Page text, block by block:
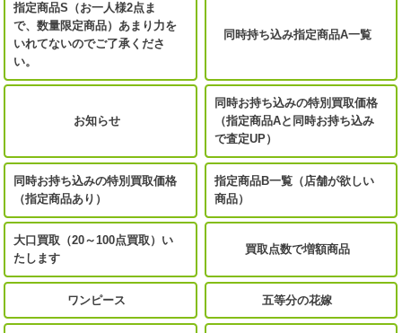
指定商品S（お一人様2点ま
で、数量限定商品）あまり力を
いれてないのでご了承くださ
い。
同時持ち込み指定商品A一覧
お知らせ
同時お持ち込みの特別買取価格
（指定商品Aと同時お持ち込み
で査定UP）
同時お持ち込みの特別買取価格
（指定商品あり）
指定商品B一覧（店舗が欲しい
商品）
大口買取（20～100点買取）い
たします
買取点数で増額商品
ワンピース 五等分の花嫁